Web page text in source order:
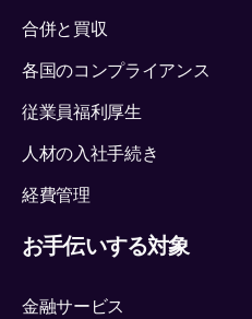
合併と買収
各国のコンプライアンス
従業員福利厚生
人材の入社手続き
経費管理
お手伝いする対象
金融サービス